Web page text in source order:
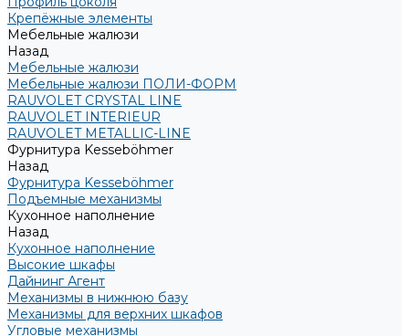
Крепёжные элементы
Мебельные жалюзи
Назад
Мебельные жалюзи
Мебельные жалюзи ПОЛИ-ФОРМ
RAUVOLET CRYSTAL LINE
RAUVOLET INTERIEUR
RAUVOLET METALLIC-LINE
Фурнитура Kesseböhmer
Назад
Фурнитура Kesseböhmer
Подъемные механизмы
Кухонное наполнение
Назад
Кухонное наполнение
Высокие шкафы
Дайнинг Агент
Механизмы в нижнюю базу
Механизмы для верхних шкафов
Угловые механизмы